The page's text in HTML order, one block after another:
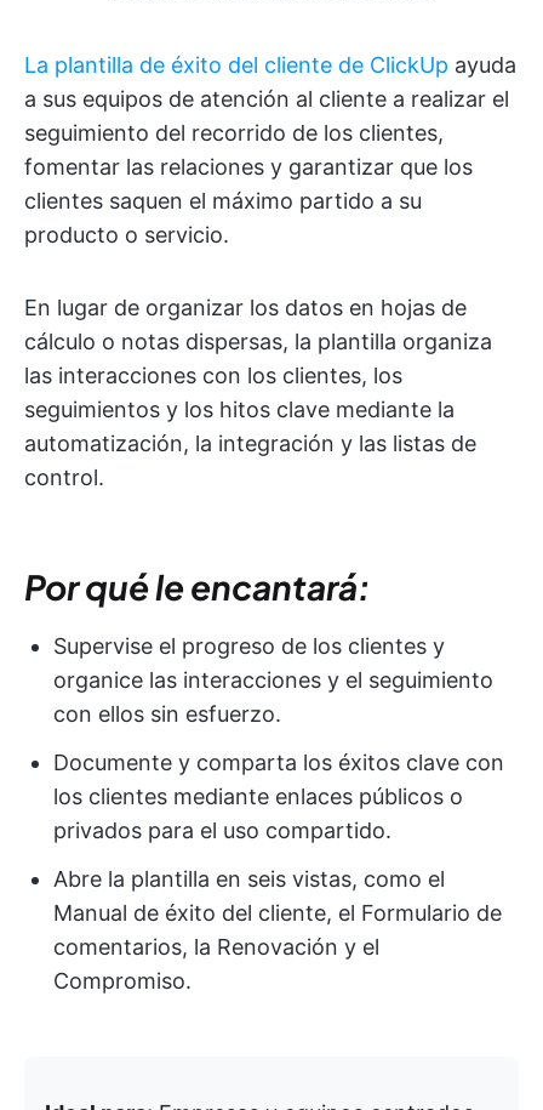
La plantilla de éxito del cliente de ClickUp ayuda
a sus equipos de atención al cliente a realizar el
seguimiento del recorrido de los clientes,
fomentar las relaciones y garantizar que los
clientes saquen el máximo partido a su
producto o servicio.
En lugar de organizar los datos en hojas de
cálculo o notas dispersas, la plantilla organiza
las interacciones con los clientes, los
seguimientos y los hitos clave mediante la
automatización, la integración y las listas de
control.
Por qué le encantará:
Supervise el progreso de los clientes y
organice las interacciones y el seguimiento
con ellos sin esfuerzo.
Documente y comparta los éxitos clave con
los clientes mediante enlaces públicos o
privados para el uso compartido.
Abre la plantilla en seis vistas, como el
Manual de éxito del cliente, el Formulario de
comentarios, la Renovación y el
Compromiso.